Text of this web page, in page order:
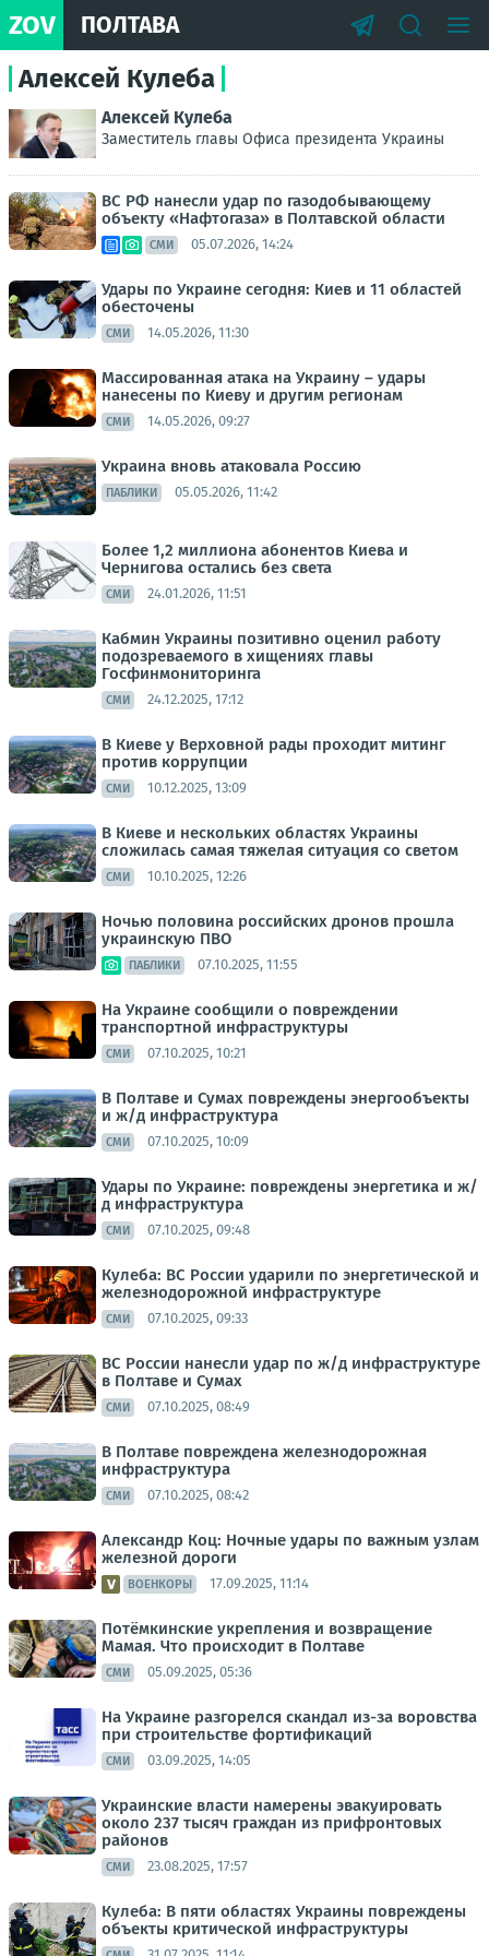
ZOV ПОЛТАВА
Алексей Кулеба
Алексей Кулеба
Заместитель главы Офиса президента Украины
ВС РФ нанесли удар по газодобывающему
объекту «Нафтогаза» в Полтавской области
СМИ 05.07.2026, 14:24
Удары по Украине сегодня: Киев и 11 областей
обесточены
СМИ 14.05.2026, 11:30
Массированная атака на Украину – удары
нанесены по Киеву и другим регионам
СМИ 14.05.2026, 09:27
Украина вновь атаковала Россию
ПАБЛИКИ 05.05.2026, 11:42
Более 1,2 миллиона абонентов Киева и
Чернигова остались без света
СМИ 24.01.2026, 11:51
Кабмин Украины позитивно оценил работу
подозреваемого в хищениях главы
Госфинмониторинга
СМИ 24.12.2025, 17:12
В Киеве у Верховной рады проходит митинг
против коррупции
СМИ 10.12.2025, 13:09
В Киеве и нескольких областях Украины
сложилась самая тяжелая ситуация со светом
СМИ 10.10.2025, 12:26
Ночью половина российских дронов прошла
украинскую ПВО
ПАБЛИКИ 07.10.2025, 11:55
На Украине сообщили о повреждении
транспортной инфраструктуры
СМИ 07.10.2025, 10:21
В Полтаве и Сумах повреждены энергообъекты
и ж/д инфраструктура
СМИ 07.10.2025, 10:09
Удары по Украине: повреждены энергетика и ж/
д инфраструктура
СМИ 07.10.2025, 09:48
Кулеба: ВС России ударили по энергетической и
железнодорожной инфраструктуре
СМИ 07.10.2025, 09:33
ВС России нанесли удар по ж/д инфраструктуре
в Полтаве и Сумах
СМИ 07.10.2025, 08:49
В Полтаве повреждена железнодорожная
инфраструктура
СМИ 07.10.2025, 08:42
Александр Коц: Ночные удары по важным узлам
железной дороги
ВОЕНКОРЫ 17.09.2025, 11:14
Потёмкинские укрепления и возвращение
Мамая. Что происходит в Полтаве
СМИ 05.09.2025, 05:36
На Украине разгорелся скандал из-за воровства
при строительстве фортификаций
СМИ 03.09.2025, 14:05
Украинские власти намерены эвакуировать
около 237 тысяч граждан из прифронтовых
районов
СМИ 23.08.2025, 17:57
Кулеба: В пяти областях Украины повреждены
объекты критической инфраструктуры